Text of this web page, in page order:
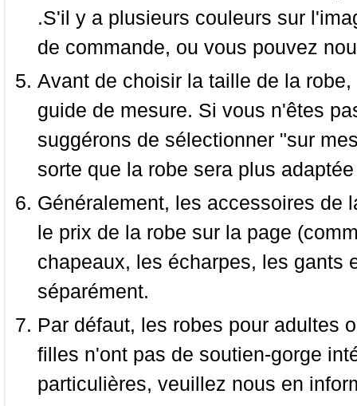
.S'il y a plusieurs couleurs sur
de commande, ou vous pouvez
Avant de choisir la taille de la
guide de mesure. Si vous n'êtes
suggérons de sélectionner "sur
sorte que la robe sera plus
Généralement, les accessoires de
le prix de la robe sur la page
chapeaux, les écharpes, les gants
séparément.
Par défaut, les robes pour adultes
filles n'ont pas de soutien-gorge
particulières, veuillez nous en